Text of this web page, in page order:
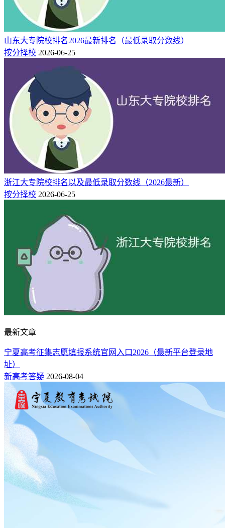
山东大专院校排名2026最新排名（最低录取分数线）
按分择校 2026-06-25
浙江大专院校排名以及最低录取分数线（2026最新）
按分择校 2026-06-25
最新文章
宁夏高考征集志愿填报系统官网入口2026（最新平台登录地
址）
新高考答疑 2026-08-04